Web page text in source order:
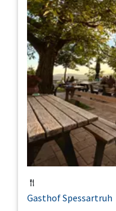
Gasthof Spessartruh